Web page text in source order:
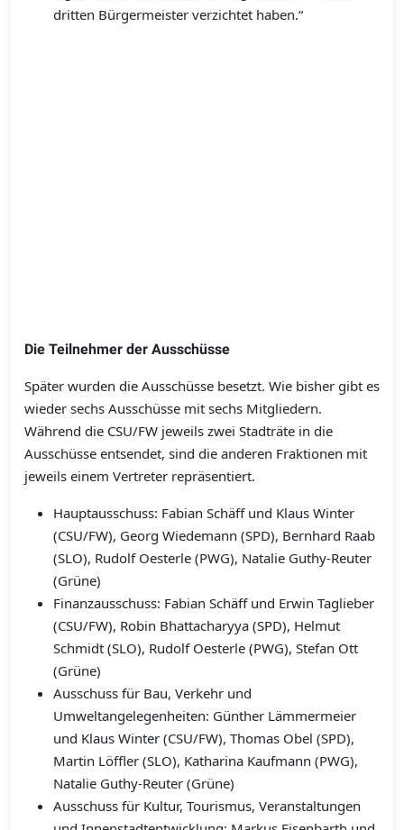
dritten Bürgermeister verzichtet haben.“
Die Teilnehmer der Ausschüsse
Später wurden die Ausschüsse besetzt. Wie bisher gibt es
wieder sechs Ausschüsse mit sechs Mitgliedern.
Während die CSU/FW jeweils zwei Stadträte in die
Ausschüsse entsendet, sind die anderen Fraktionen mit
jeweils einem Vertreter repräsentiert.
Hauptausschuss: Fabian Schäff und Klaus Winter
(CSU/FW), Georg Wiedemann (SPD), Bernhard Raab
(SLO), Rudolf Oesterle (PWG), Natalie Guthy-Reuter
(Grüne)
Finanzausschuss: Fabian Schäff und Erwin Taglieber
(CSU/FW), Robin Bhattacharyya (SPD), Helmut
Schmidt (SLO), Rudolf Oesterle (PWG), Stefan Ott
(Grüne)
Ausschuss für Bau, Verkehr und
Umweltangelegenheiten: Günther Lämmermeier
und Klaus Winter (CSU/FW), Thomas Obel (SPD),
Martin Löffler (SLO), Katharina Kaufmann (PWG),
Natalie Guthy-Reuter (Grüne)
Ausschuss für Kultur, Tourismus, Veranstaltungen